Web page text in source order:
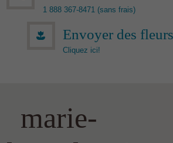
1 888 367-8471 (sans frais)
Envoyer des fleurs
Cliquez ici!
marie-